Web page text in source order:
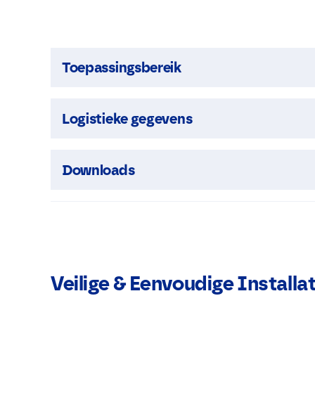
Toepassingsbereik
Logistieke gegevens
Downloads
Veilige & Eenvoudige